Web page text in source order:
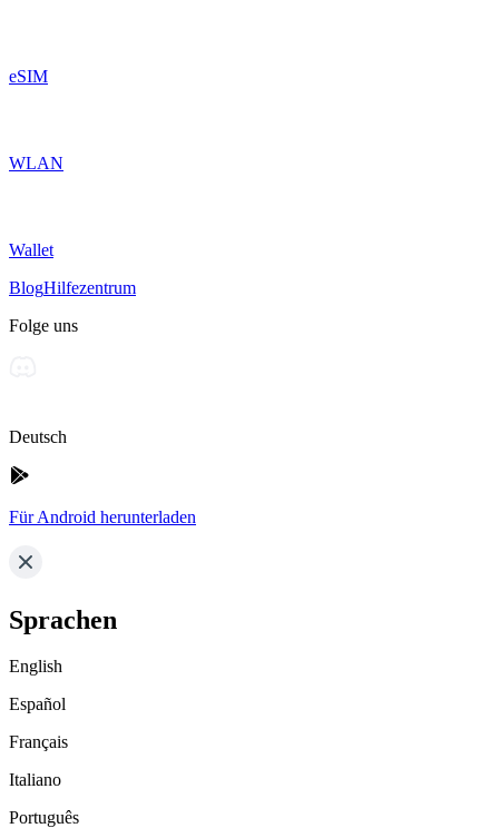
eSIM
WLAN
Wallet
BlogHilfezentrum
Folge uns
Deutsch
Für Android herunterladen
Sprachen
English
Español
Français
Italiano
Português